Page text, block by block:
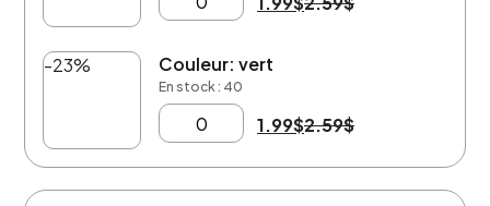
-23% Couleur: vert
En stock : 40
1.99$2.59$